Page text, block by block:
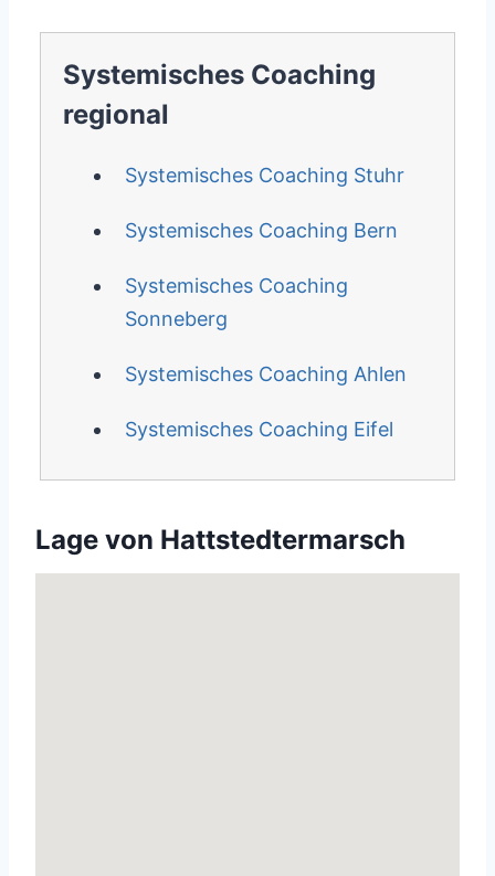
Systemisches Coaching
regional
Systemisches Coaching Stuhr
Systemisches Coaching Bern
Systemisches Coaching
Sonneberg
Systemisches Coaching Ahlen
Systemisches Coaching Eifel
Lage von Hattstedtermarsch